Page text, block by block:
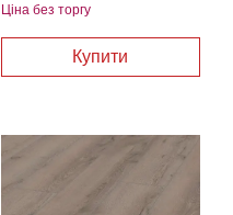
Ціна без торгу